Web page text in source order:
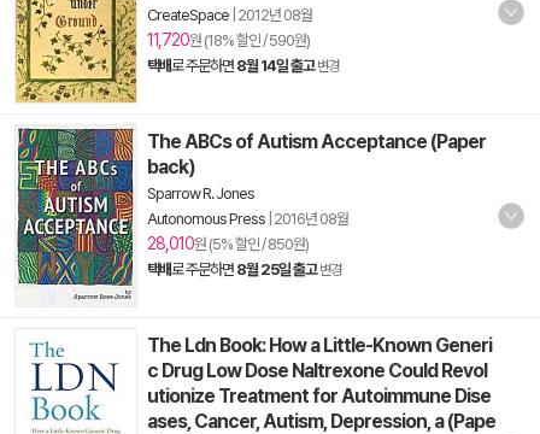
CreateSpace 2012년 08월
11,720원 (18% 할인 / 590원)
택배로 주문하면 8월 14일 출고 변경
The ABCs of Autism Acceptance (Paper
back)
Sparrow R. Jones
Autonomous Press 2016년 08월
28,010원 (5% 할인 / 850원)
택배로 주문하면 8월 25일 출고 변경
The Ldn Book: How a Little-Known Generi
c Drug Low Dose Naltrexone Could Revol
utionize Treatment for Autoimmune Dise
ases, Cancer, Autism, Depression, a (Pape